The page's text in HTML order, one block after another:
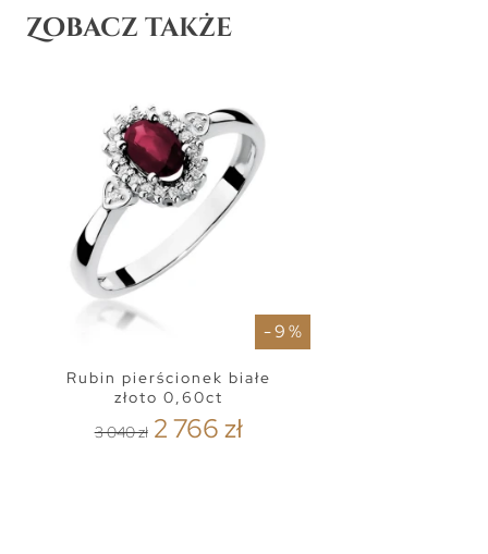
Zobacz także
- 9 %
Rubin pierścionek białe
złoto 0,60ct
3 040 zł 2 766 zł